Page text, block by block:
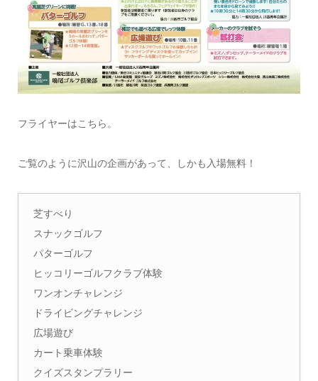
フライヤーはこちら。
ご覧のように沢山の企画があって、しかも入場無料！
芝すべり
スナックゴルフ
パターゴルフ
ヒッコリーゴルフクラブ体験
ワンオンチャレンジ
ドライビングチャレンジ
広場遊び
カート乗車体験
クイズスタンプラリー